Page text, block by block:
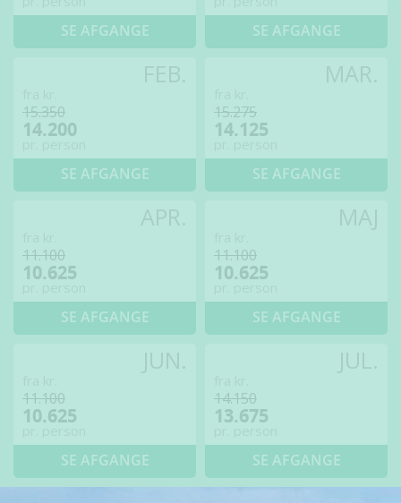
SE AFGANGE SE AFGANGE
15.350
14.200
SE AFGANGE
15.275
14.125
SE AFGANGE
11.100
10.625
SE AFGANGE
11.100
10.625
SE AFGANGE
11.100
10.625
SE AFGANGE
14.150
13.675
SE AFGANGE